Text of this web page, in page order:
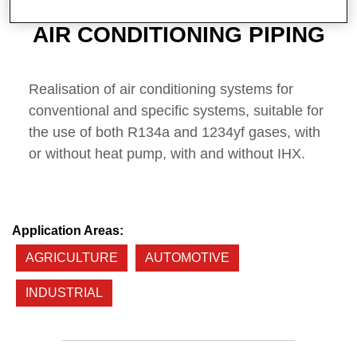
AIR CONDITIONING PIPING
Realisation of air conditioning systems for
conventional and specific systems, suitable for
the use of both R134a and 1234yf gases, with
or without heat pump, with and without IHX.
Application Areas:
AGRICULTURE
AUTOMOTIVE
INDUSTRIAL